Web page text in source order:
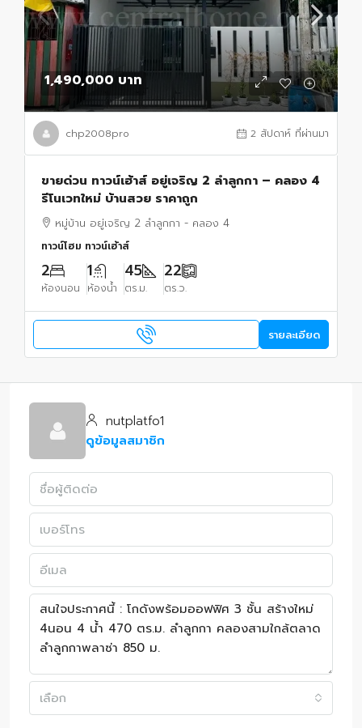
1,490,000 บาท
chp2008pro 2 สัปดาห์ ที่ผ่านมา
ขายด่วน ทาวน์เฮ้าส์ อยู่เจริญ 2 ลำลูกกา – คลอง 4
รีโนเวทใหม่ บ้านสวย ราคาถูก
หมู่บ้าน อยู่เจริญ 2 ลำลูกกา - คลอง 4
ทาวน์โฮม ทาวน์เฮ้าส์
2
ห้องนอน
1
ห้องน้ำ
45
ตร.ม.
22
ตร.ว.
รายละเอียด
nutplatfo1
ดูข้อมูลสมาชิก
เลือก